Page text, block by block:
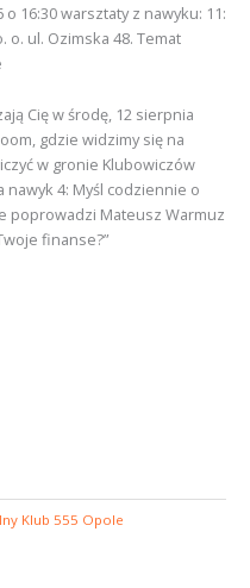
16:30 warsztaty z nawyku: 11:
o. ul. Ozimska 48. Temat
Cię w środę, 12 sierpnia
gdzie widzimy się na
w gronie Klubowiczów
nawyk 4: Myśl codziennie o
poprowadzi Mateusz Warmuz
finanse?”
Klub 555 Opole